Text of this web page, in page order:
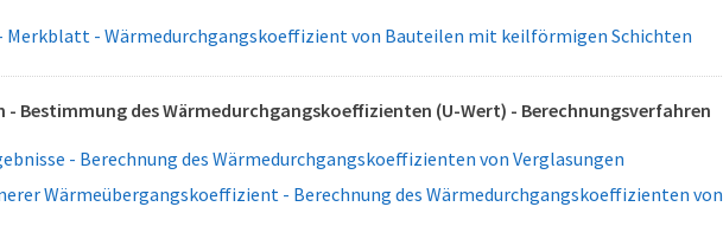
Merkblatt - Wärmedurchgangskoeffizient von Bauteilen mit keilförmigen Schichten
- Bestimmung des Wärmedurchgangskoeffizienten (U-Wert) - Berechnungsverfahren
- Berechnung des Wärmedurchgangskoeffizienten von Verglasungen
Wärmeübergangskoeffizient - Berechnung des Wärmedurchgangskoeffizienten von